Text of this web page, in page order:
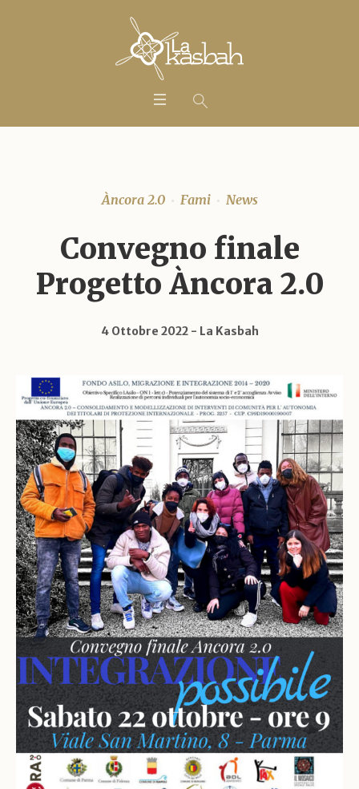
Àncora 2.0 Fami News
Convegno finale
Progetto Àncora 2.0
4 Ottobre 2022 La Kasbah